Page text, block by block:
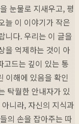
눈물로 지새우고, 평
늘 이 이야기가 작은
니다. 우리는 이 글을
을 억제하는 것이 아
고드는 깊이 있는 통
이해에 있음을 확인
탁월한 안내자가 있
니라, 자신의 지식과
의 손을 잡아주는 따